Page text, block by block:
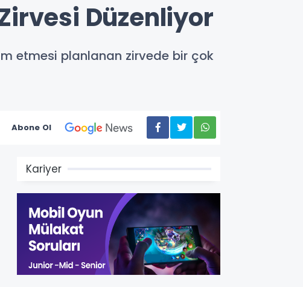
Zirvesi Düzenliyor
etmesi planlanan zirvede bir çok
Abone Ol
Kariyer